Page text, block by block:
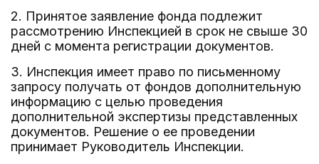
2. Принятое заявление фонда подлежит
рассмотрению Инспекцией в срок не свыше 30
дней с момента регистрации документов.
3. Инспекция имеет право по письменному
запросу получать от фондов дополнительную
информацию с целью проведения
дополнительной экспертизы представленных
документов. Решение о ее проведении
принимает Руководитель Инспекции.